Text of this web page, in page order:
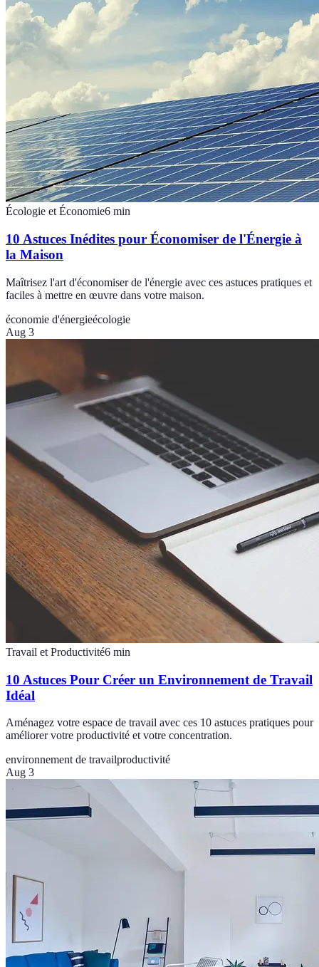
Écologie et Économie6 min
10 Astuces Inédites pour Économiser de l'Énergie à
la Maison
Maîtrisez l'art d'économiser de l'énergie avec ces astuces pratiques et
faciles à mettre en œuvre dans votre maison.
économie d'énergieécologie
Aug 3
Travail et Productivité6 min
10 Astuces Pour Créer un Environnement de Travail
Idéal
Aménagez votre espace de travail avec ces 10 astuces pratiques pour
améliorer votre productivité et votre concentration.
environnement de travailproductivité
Aug 3